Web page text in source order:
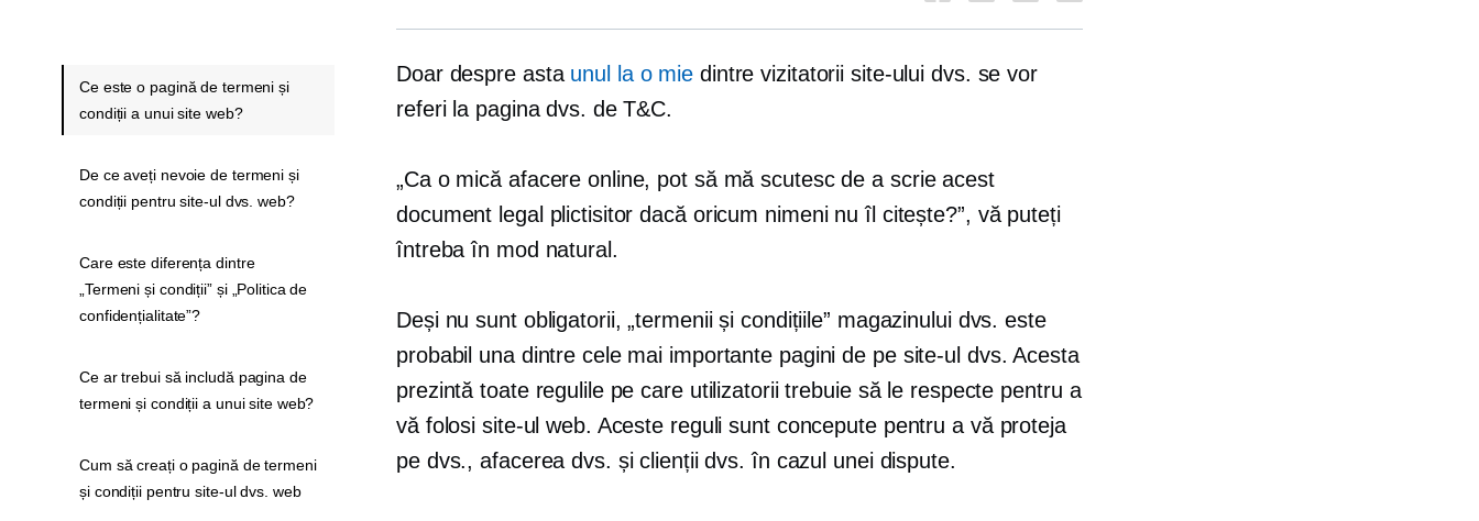
Doar despre asta unul la o mie dintre vizitatorii site-ului dvs. se vor
referi la pagina dvs. de T&C.
„Ca o mică afacere online, pot să mă scutesc de a scrie acest
document legal plictisitor dacă oricum nimeni nu îl citește?”, vă puteți
întreba în mod natural.
Deși nu sunt obligatorii, „termenii și condițiile” magazinului dvs. este
probabil una dintre cele mai importante pagini de pe site-ul dvs. Acesta
prezintă toate regulile pe care utilizatorii trebuie să le respecte pentru a
vă folosi site-ul web. Aceste reguli sunt concepute pentru a vă proteja
pe dvs., afacerea dvs. și clienții dvs. în cazul unei dispute.
Ce este o pagină de termeni și
condiții a unui site web?
De ce aveți nevoie de termeni și
condiții pentru site-ul dvs. web?
Care este diferența dintre
„Termeni și condiții” și „Politica de
confidențialitate”?
Ce ar trebui să includă pagina de
termeni și condiții a unui site web?
Cum să creați o pagină de termeni
și condiții pentru site-ul dvs. web